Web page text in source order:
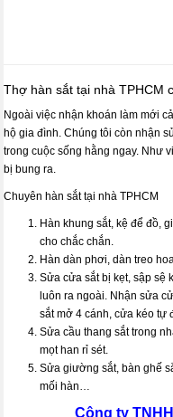
Thợ hàn sắt tại nhà TPHCM
Ngoài việc nhận khoán làm mới
hộ gia đình. Chúng tôi còn nhận
trong cuộc sống hằng ngay. Như
bị bung ra.
Chuyên hàn sắt tại nhà TPHCM
Hàn khung sắt, kệ để đồ,
cho chắc chắn.
Hàn dàn phơi, dàn treo
Sửa cửa sắt bị kẹt, sập sệ
luôn ra ngoài. Nhận sửa
sắt mở 4 cánh, cửa kéo tự
Sửa cầu thang sắt trong
mọt han rỉ sét.
Sửa giường sắt, bàn ghế
mối hàn…
Công ty